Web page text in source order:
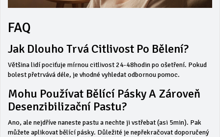
FAQ
Jak Dlouho Trvá Citlivost Po Bělení?
Většina lidí pociťuje mírnou citlivost 24-48hodin po ošetření. Pokud
bolest přetrvává déle, je vhodné vyhledat odbornou pomoc.
Mohu Používat Bělící Pásky A Zároveň
Desenzibilizační Pastu?
Ano, ale nejdříve naneste pastu a nechte ji vstřebat (asi 5min). Pak
můžete aplikovat bělící pásky. Důležité je nepřekračovat doporučený